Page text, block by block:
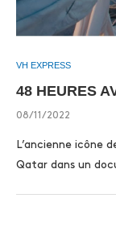
VH EXPRESS
48 HEURES
08/11/2022
L’ancienne icône
Qatar dans un